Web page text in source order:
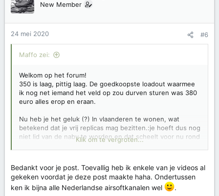
New Member
24 mei 2020 #6
Maffo zei:
Welkom op het forum!
350 is laag, pittig laag. De goedkoopste loadout waarmee
ik nog net iemand het veld op zou durven sturen was 380
euro alles erop en eraan.
Nu heb je het geluk (?) In vlaanderen te wonen, wat
betekend dat je vrij replicas mag bezitten.:je hoeft dus nog
niet lid van de nabv te worden en dat scheelt voor nu rond
de 112 euro. Als je terug naar Nederland gaat (of wanneer
Mag ik je de volgende twee videos aanraden die ik
hierover in elkaar heb gezet?
Klik om te vergroten...
Bedankt voor je post. Toevallig heb ik enkele van je videos al
gekeken voordat je deze post maakte haha. Ondertussen
ken ik bijna alle Nederlandse airsoftkanalen wel
.